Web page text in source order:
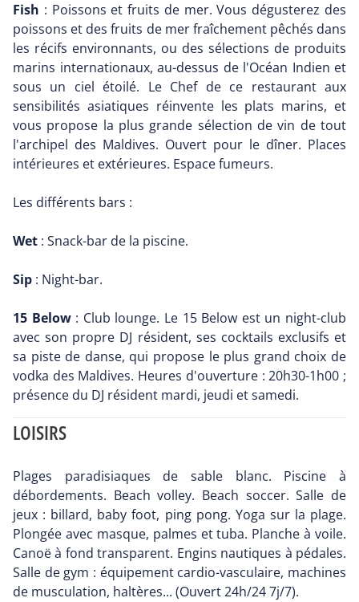
Fish : Poissons et fruits de mer. Vous dégusterez des
poissons et des fruits de mer fraîchement pêchés dans
les récifs environnants, ou des sélections de produits
marins internationaux, au-dessus de l'Océan Indien et
sous un ciel étoilé. Le Chef de ce restaurant aux
sensibilités asiatiques réinvente les plats marins, et
vous propose la plus grande sélection de vin de tout
l'archipel des Maldives. Ouvert pour le dîner. Places
intérieures et extérieures. Espace fumeurs.
Les différents bars :
Wet : Snack-bar de la piscine.
Sip : Night-bar.
15 Below: Club lounge. Le 15 Below est un night-club
avec son propre DJ résident, ses cocktails exclusifs et
sa piste de danse, qui propose le plus grand choix de
vodka des Maldives. Heures d'ouverture : 20h30-1h00 ;
présence du DJ résident mardi, jeudi et samedi.
LOISIRS
Plages paradisiaques de sable blanc. Piscine à
débordements. Beach volley. Beach soccer. Salle de
jeux : billard, baby foot, ping pong. Yoga sur la plage.
Plongée avec masque, palmes et tuba. Planche à voile.
Canoë à fond transparent. Engins nautiques à pédales.
Salle de gym : équipement cardio-vasculaire, machines
de musculation, haltères... (Ouvert 24h/24 7j/7).